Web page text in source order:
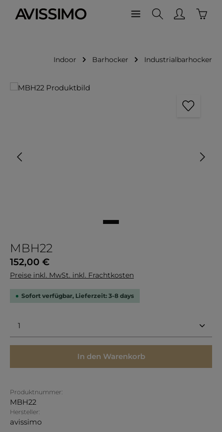
Zum Hauptinhalt springen
Indoor Barhocker Industrialbarhocker
Bildergalerie überspringen
MBH22
Regulärer Preis:
152,00 €
Preise inkl. MwSt. inkl. Frachtkosten
Sofort verfügbar, Lieferzeit: 3-8 days
Produkt Anzahl: Gib den gewünschten Wert
In den Warenkorb
Produktnummer:
MBH22
Hersteller:
avissimo